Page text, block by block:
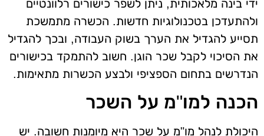
ידי בינה מלאכותית, ניתן לשפר כישורים רלוונטיים
ולהתעדכן בטכנולוגיות חדשות. הכשרה מתמשכת
תסייע להגדיל את הערך בשוק העבודה, ובכך להגדיל
את הסיכוי לקבל שכר הוגן. חשוב להתמקד בכישורים
הנדרשים בתחום הספציפי ולבצע הכשרות מתאימות.
הכנה למו"מ על השכר
היכולת לנהל מו"מ על שכר היא מיומנות חשובה. יש